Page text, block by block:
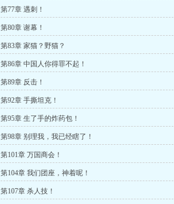
第77章 遇刺！
第80章 谢幕！
第83章 家猫？野猫？
第86章 中国人你得罪不起！
第89章 反击！
第92章 手撕坦克！
第95章 生了手的炸药包！
第98章 别理我，我已经瞎了！
第101章 万国商会！
第104章 我们团座，神着呢！
第107章 杀人技！